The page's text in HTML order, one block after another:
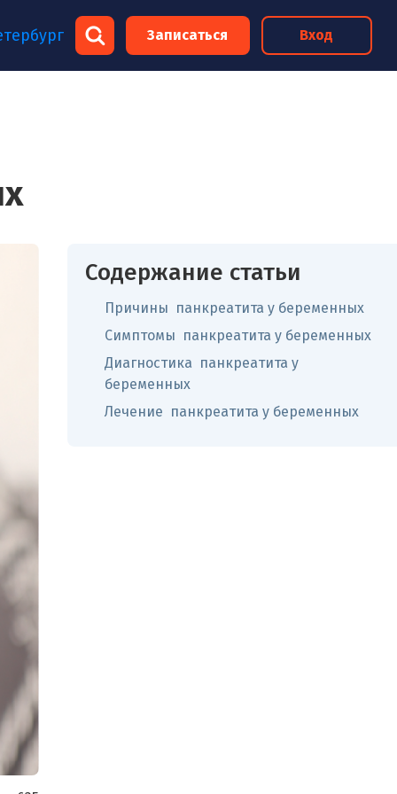
Записаться Вход
Содержание статьи
Причины панкреатита у беременных
Симптомы панкреатита у беременных
Диагностика панкреатита у
беременных
Лечение панкреатита у беременных
×